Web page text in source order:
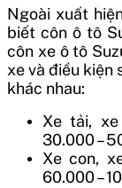
Ngoài xuất
biết côn ô tô
côn xe ô tô
xe và điều kiện
khác nhau:
Xe tải,
30.000 –
Xe con,
60.000 –